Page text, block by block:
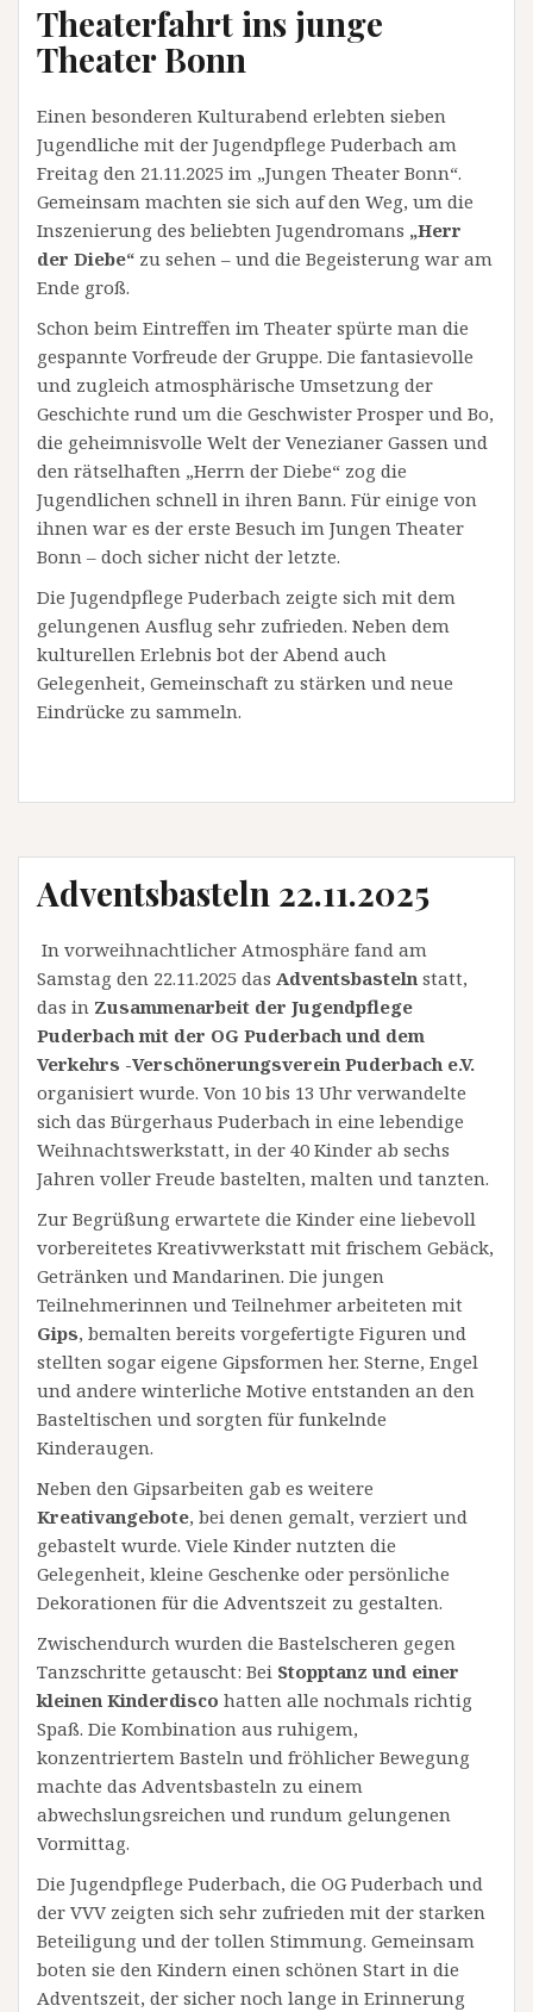
Theaterfahrt ins junge
Theater Bonn
Einen besonderen Kulturabend erlebten sieben
Jugendliche mit der Jugendpflege Puderbach am
Freitag den 21.11.2025 im „Jungen Theater Bonn“.
Gemeinsam machten sie sich auf den Weg, um die
Inszenierung des beliebten Jugendromans „Herr
der Diebe“ zu sehen – und die Begeisterung war am
Ende groß.
Schon beim Eintreffen im Theater spürte man die
gespannte Vorfreude der Gruppe. Die fantasievolle
und zugleich atmosphärische Umsetzung der
Geschichte rund um die Geschwister Prosper und Bo,
die geheimnisvolle Welt der Venezianer Gassen und
den rätselhaften „Herrn der Diebe“ zog die
Jugendlichen schnell in ihren Bann. Für einige von
ihnen war es der erste Besuch im Jungen Theater
Bonn – doch sicher nicht der letzte.
Die Jugendpflege Puderbach zeigte sich mit dem
gelungenen Ausflug sehr zufrieden. Neben dem
kulturellen Erlebnis bot der Abend auch
Gelegenheit, Gemeinschaft zu stärken und neue
Eindrücke zu sammeln.
Adventsbasteln 22.11.2025
In vorweihnachtlicher Atmosphäre fand am
Samstag den 22.11.2025 das Adventsbasteln statt,
das in Zusammenarbeit der Jugendpflege
Puderbach mit der OG Puderbach und dem
Verkehrs -Verschönerungsverein Puderbach e.V.
organisiert wurde. Von 10 bis 13 Uhr verwandelte
sich das Bürgerhaus Puderbach in eine lebendige
Weihnachtswerkstatt, in der 40 Kinder ab sechs
Jahren voller Freude bastelten, malten und tanzten.
Zur Begrüßung erwartete die Kinder eine liebevoll
vorbereitetes Kreativwerkstatt mit frischem Gebäck,
Getränken und Mandarinen. Die jungen
Teilnehmerinnen und Teilnehmer arbeiteten mit
Gips, bemalten bereits vorgefertigte Figuren und
stellten sogar eigene Gipsformen her. Sterne, Engel
und andere winterliche Motive entstanden an den
Basteltischen und sorgten für funkelnde
Kinderaugen.
Neben den Gipsarbeiten gab es weitere
Kreativangebote, bei denen gemalt, verziert und
gebastelt wurde. Viele Kinder nutzten die
Gelegenheit, kleine Geschenke oder persönliche
Dekorationen für die Adventszeit zu gestalten.
Zwischendurch wurden die Bastelscheren gegen
Tanzschritte getauscht: Bei Stopptanz und einer
kleinen Kinderdisco hatten alle nochmals richtig
Spaß. Die Kombination aus ruhigem,
konzentriertem Basteln und fröhlicher Bewegung
machte das Adventsbasteln zu einem
abwechslungsreichen und rundum gelungenen
Vormittag.
Die Jugendpflege Puderbach, die OG Puderbach und
der VVV zeigten sich sehr zufrieden mit der starken
Beteiligung und der tollen Stimmung. Gemeinsam
boten sie den Kindern einen schönen Start in die
Adventszeit, der sicher noch lange in Erinnerung